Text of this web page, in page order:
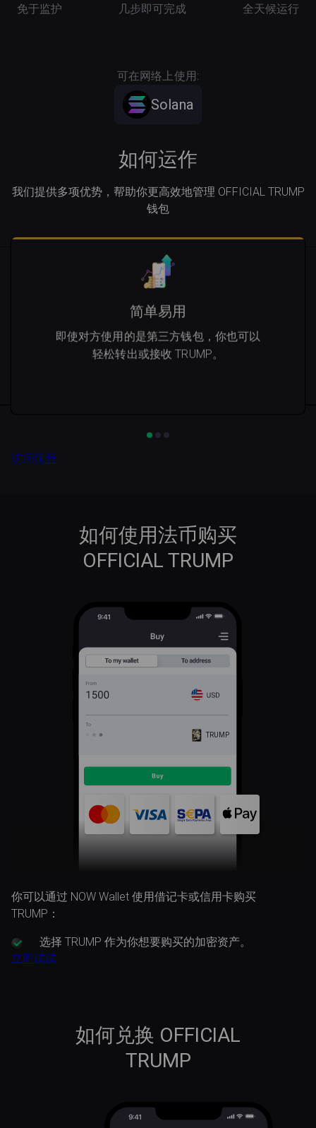
免于监护 几步即可完成 全天候运行
可在网络上使用:
Solana
如何运作
我们提供多项优势，帮助你更高效地管理 OFFICIAL TRUMP
钱包
简单易用
即使对方使用的是第三方钱包，你也可以
轻松转出或接收 TRUMP。
访问优势
如何使用法币购买
OFFICIAL TRUMP
TRUMP
你可以通过 NOW Wallet 使用借记卡或信用卡购买
TRUMP：
选择 TRUMP 作为你想要购买的加密资产。
立即试试
如何兑换 OFFICIAL
TRUMP